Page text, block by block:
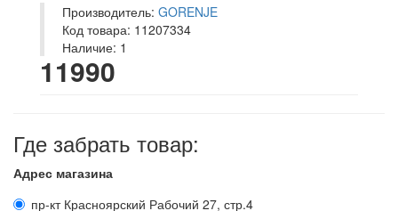
Производитель: GORENJE
Код товара: 11207334
Наличие: 1
11990
Где забрать товар:
Адрес магазина
пр-кт Красноярский Рабочий 27, стр.4